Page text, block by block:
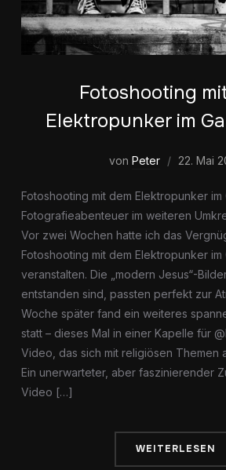
Fotoshooting
Elektropunker im
von Peter 22. Mai
Fotoshooting mit dem Elektropunker im
Fotografieabenteuer im weiteren
Vor zwei Wochen hatte ich das
Fotoshooting mit dem Elektropunker im
veranstalten. Die „modern Jesus“-
entstanden sind, passten perfekt zur
Woche später fand ein weiteres
statt – dieses Mal in einer Kapelle für
Video, das sich mit religiösen Themen
Ein unerwarteter, aber faszinierender
Video […]
WEITERLESEN